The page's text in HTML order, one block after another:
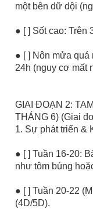
một bên dữ dội
● [ ] Sốt cao: Trên
● [ ] Nôn mửa
24h (nguy cơ mất
GIAI ĐOẠN 2:
THÁNG 6) (Giai
1. Sự phát triển &
● [ ] Tuần 16-20:
như tôm búng
● [ ] Tuần 20-22
(4D/5D).